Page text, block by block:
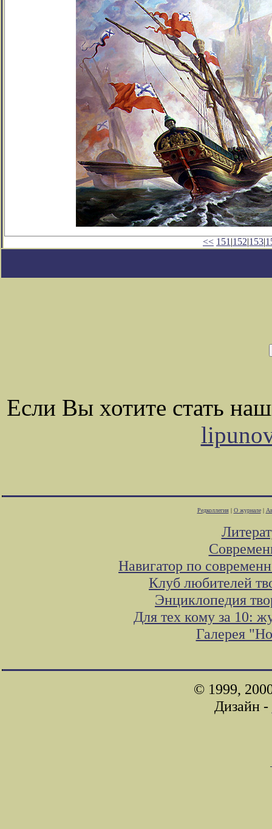
<< 151 |152|153|
Если Вы хотите стать
Редколлегия| О журнале|
Навигатор по
Клуб любителей
Энциклопедия
Для тех кому за 10:
Галерея
© 1999,
Дизайн -